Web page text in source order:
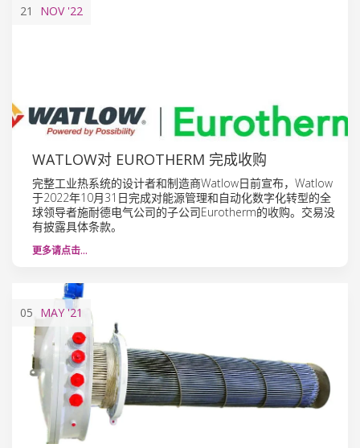
21 NOV'22
WATLOW对 EUROTHERM 完成收购
完整工业热系统的设计者和制造商Watlow日前宣布，Watlow
于2022年10月31日完成对能源管理和自动化数字化转型的全
球领导者施耐德电气公司的子公司Eurotherm的收购。交易没
有披露具体条款。
更多请点击…
05 MAY'21